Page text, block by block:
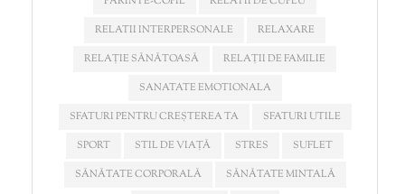
RELATII INTERPERSONALE
RELAXARE
RELAȚIE SĂNĂTOASĂ
RELAȚII DE FAMILIE
SANATATE EMOTIONALA
SFATURI PENTRU CREȘTEREA TA
SFATURI UTILE
SPORT
STIL DE VIAȚĂ STRES
SUFLET
SĂNĂTATE CORPORALĂ
SĂNĂTATE MINTALĂ